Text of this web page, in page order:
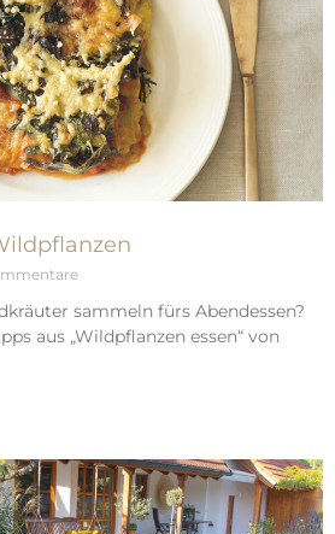
sammeln fürs Abendessen?
aus „Wildpflanzen essen“ von